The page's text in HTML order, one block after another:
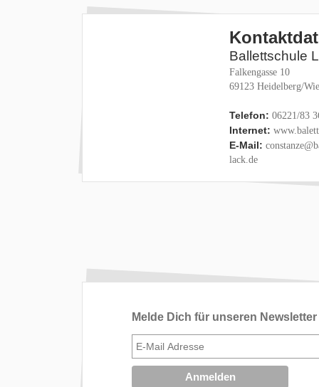
Ballettschule
Falkengasse 10
69123 Heidelberg/
Telefon: 06221/83
Internet:
E-Mail:
lack.de
Melde Dich für unseren